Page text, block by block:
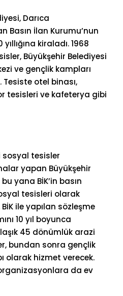
Darıca
Basın İlan Kurumu’nun
kiraladı. 1968
Büyükşehir Belediyesi
ve gençlik kampları
otel binası,
tesisleri ve kafeterya gibi
sosyal tesisler
yapan Büyükşehir
yana BİK’in basın
tesisleri olarak
ile yapılan sözleşme
10 yıl boyunca
45 dönümlük arazi
bundan sonra gençlik
olarak hizmet verecek.
da ev